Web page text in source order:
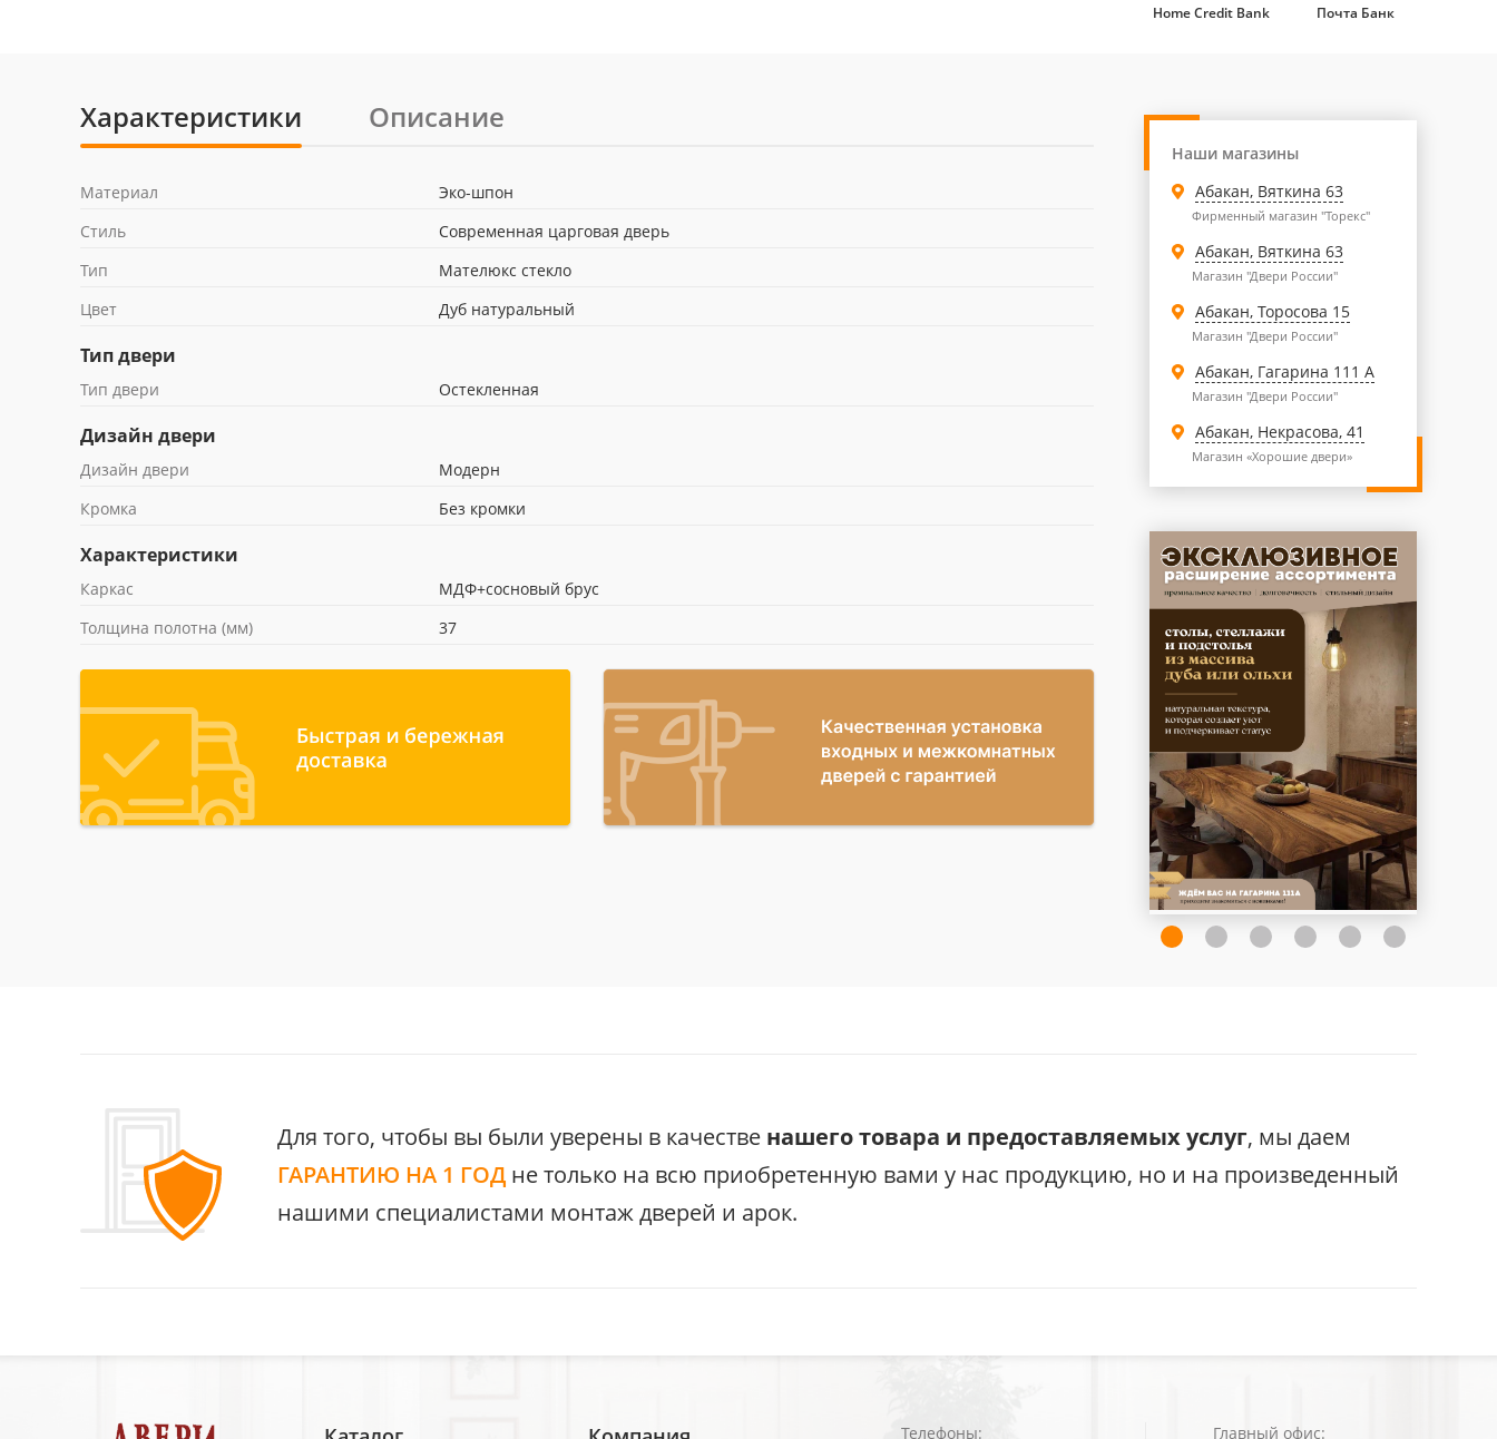
Home Credit Bank Почта Банк
Характеристики
Материал
Эко-шпон
Стиль
Современная царговая дверь
Тип
Мателюкс стекло
Цвет
Дуб натуральный
Тип двери
Тип двери Остекленная
Дизайн двери
Дизайн двери
Модерн
Кромка
Без кромки
Характеристики
Каркас
МДФ+сосновый брус
Толщина полотна (мм)
37
Описание
Наши магазины
Абакан, Вяткина 63
Фирменный магазин "Торекс"
Абакан, Вяткина 63
Магазин "Двери России"
Абакан, Торосова 15
Магазин "Двери России"
Абакан, Гагарина 111 А
Магазин "Двери России"
Абакан, Некрасова, 41
Магазин «Хорошие двери»
Для того, чтобы вы были уверены в качестве нашего товара и предоставляемых услуг, мы даем
ГАРАНТИЮ НА 1 ГОД не только на всю приобретенную вами у нас продукцию, но и на произведенный
нашими специалистами монтаж дверей и арок.
Телефоны: Главный офис: